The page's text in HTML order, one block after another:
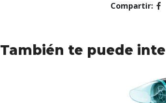
Compartir:
También te puede